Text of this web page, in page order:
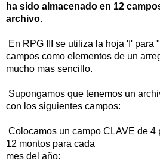
ha sido almacenado en 12
archivo.
En RPG III se utiliza la hoja 'I' para
campos como elementos de un
mucho mas sencillo.
Supongamos que tenemos un
con los siguientes campos:
Colocamos un campo CLAVE de
12 montos para cada
mes del año: